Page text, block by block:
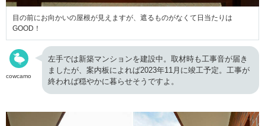
目の前にお向かいの屋根が見えますが、遮るものがなくて日当たりは
GOOD！
cowcamo
左手では新築マンションを建設中。取材時も工事音が届き
ましたが、案内板によれば2023年11月に竣工予定。工事が
終われば穏やかに暮らせそうですよ。